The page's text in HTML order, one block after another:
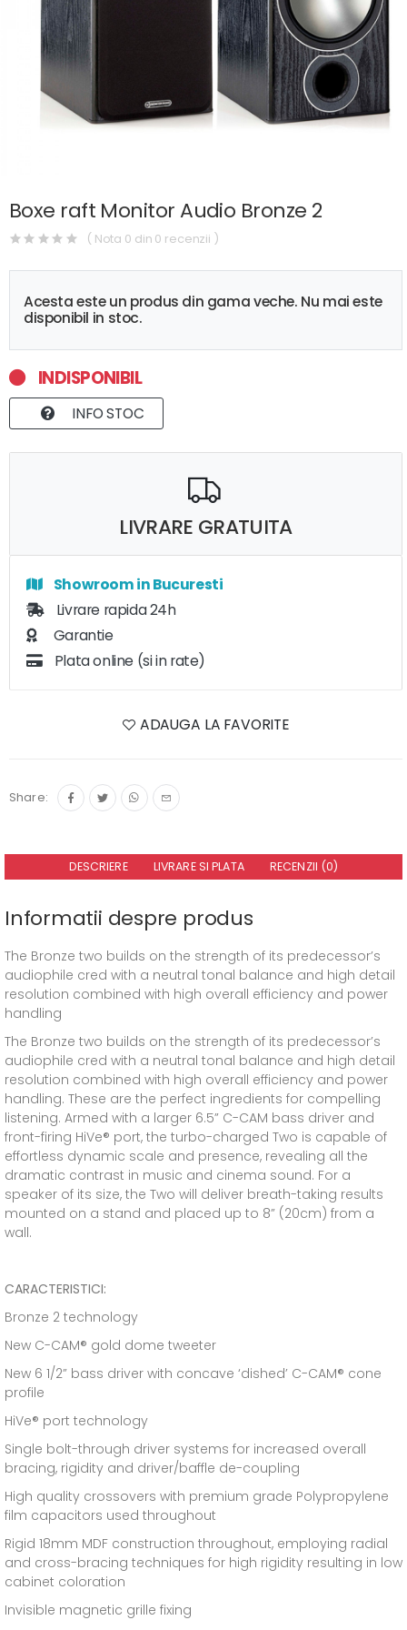
Boxe raft Monitor Audio Bronze 2
( Nota 0 din 0 recenzii )
Acesta este un produs din gama veche. Nu mai este
disponibil in stoc.
INDISPONIBIL
INFO STOC
LIVRARE GRATUITA
Showroom in Bucuresti
Livrare rapida 24h
Garantie
Plata online (si in rate)
ADAUGA LA FAVORITE
Share:
DESCRIERE LIVRARE SI PLATA RECENZII (0)
Informatii despre produs
The Bronze two builds on the strength of its predecessor’s
audiophile cred with a neutral tonal balance and high detail
resolution combined with high overall efficiency and power
handling
The Bronze two builds on the strength of its predecessor’s
audiophile cred with a neutral tonal balance and high detail
resolution combined with high overall efficiency and power
handling. These are the perfect ingredients for compelling
listening. Armed with a larger 6.5” C-CAM bass driver and
front-firing HiVe® port, the turbo-charged Two is capable of
effortless dynamic scale and presence, revealing all the
dramatic contrast in music and cinema sound. For a
speaker of its size, the Two will deliver breath-taking results
mounted on a stand and placed up to 8” (20cm) from a
wall.
CARACTERISTICI:
Bronze 2 technology
New C-CAM® gold dome tweeter
New 6 1/2” bass driver with concave ‘dished’ C-CAM® cone
profile
HiVe® port technology
Single bolt-through driver systems for increased overall
bracing, rigidity and driver/baffle de-coupling
High quality crossovers with premium grade Polypropylene
film capacitors used throughout
Rigid 18mm MDF construction throughout, employing radial
and cross-bracing techniques for high rigidity resulting in low
cabinet coloration
Invisible magnetic grille fixing